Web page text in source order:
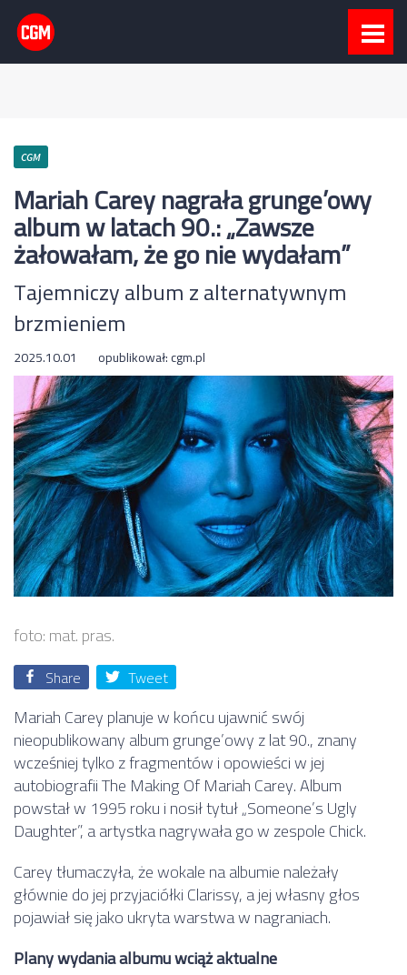
CGM
Mariah Carey nagrała grunge’owy
album w latach 90.: „Zawsze
żałowałam, że go nie wydałam”
Tajemniczy album z alternatywnym
brzmieniem
2025.10.01 opublikował:cgm.pl
foto: mat. pras.
Share Tweet
Mariah Carey planuje w końcu ujawnić swój
nieopublikowany album grunge’owy z lat 90., znany
wcześniej tylko z fragmentów i opowieści w jej
autobiografii The Making Of Mariah Carey. Album
powstał w 1995 roku i nosił tytuł „Someone’s Ugly
Daughter”, a artystka nagrywała go w zespole Chick.
Carey tłumaczyła, że wokale na albumie należały
głównie do jej przyjaciółki Clarissy, a jej własny głos
pojawiał się jako ukryta warstwa w nagraniach.
Plany wydania albumu wciąż aktualne